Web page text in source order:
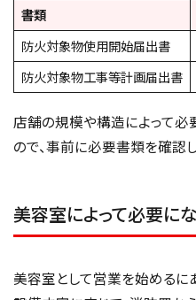
書類
防火対象物使用開始届出書
防火対象物工事等計画届出書
店舗の規模や構造によって必
ので、事前に必要書類を確認
美容室によって必要に
美容室として営業を始めるに